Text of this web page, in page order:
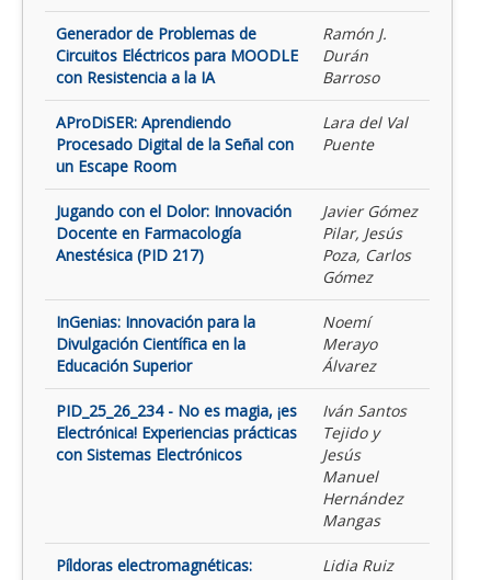
Generador de Problemas de
Circuitos Eléctricos para MOODLE
con Resistencia a la IA
Ramón J.
Durán
Barroso
AProDiSER: Aprendiendo
Procesado Digital de la Señal con
un Escape Room
Lara del Val
Puente
Jugando con el Dolor: Innovación
Docente en Farmacología
Anestésica (PID 217)
Javier Gómez
Pilar, Jesús
Poza, Carlos
Gómez
InGenias: Innovación para la
Divulgación Científica en la
Educación Superior
Noemí
Merayo
Álvarez
PID_25_26_234 - No es magia, ¡es
Electrónica! Experiencias prácticas
con Sistemas Electrónicos
Iván Santos
Tejido y
Jesús
Manuel
Hernández
Mangas
Píldoras electromagnéticas:
Lidia Ruiz